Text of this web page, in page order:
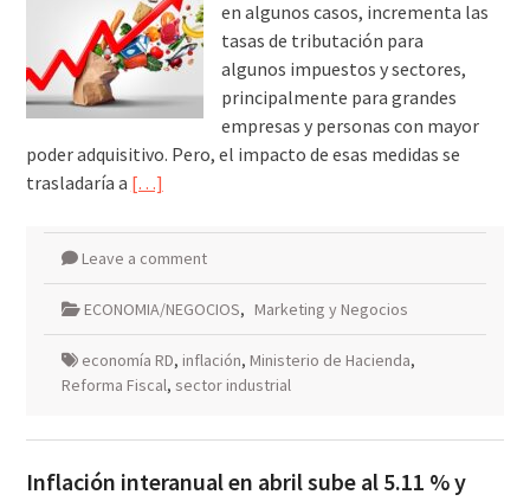
en algunos casos, incrementa las
tasas de tributación para
algunos impuestos y sectores,
principalmente para grandes
empresas y personas con mayor
poder adquisitivo. Pero, el impacto de esas medidas se
trasladaría a […]
Leave a comment
ECONOMIA/NEGOCIOS, Marketing y Negocios
economía RD, inflación, Ministerio de Hacienda,
Reforma Fiscal, sector industrial
Inflación interanual en abril sube al 5.11 % y